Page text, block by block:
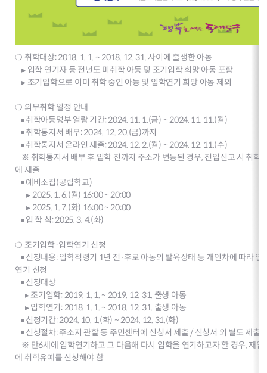
❍ 취학대상: 2018. 1. 1. ~ 2018. 12. 31. 사이에 출생한 아동
▸ 입학 연기자 등 전년도 미취학 아동 및 조기입학 희망 아동 포함
▸ 조기입학으로 이미 취학 중인 아동 및 입학연기 희망 아동 제외
❍ 의무취학 일정 안내
￭ 취학아동명부 열람 기간: 2024. 11. 1.(금) ~ 2024. 11. 11.(월)
￭ 취학통지서 배부: 2024. 12. 20.(금)까지
￭ 취학통지서 온라인 제출: 2024. 12. 2.(월) ~ 2024. 12. 11.(수)
※ 취학통지서 배부 후 입학 전까지 주소가 변동된 경우, 전입신고 시 취학
에 제출
￭ 예비소집(공립학교)
▸ 2025. 1. 6.(월) 16:00 ~ 20:00
▸ 2025. 1. 7.(화) 16:00 ~ 20:00
￭ 입 학 식: 2025. 3. 4.(화)
❍ 조기입학·입학연기 신청
￭ 신청내용: 입학적령기 1년 전·후로 아동의 발육상태 등 개인차에 따라
연기 신청
￭ 신청대상
▸ 조기입학: 2019. 1. 1. ~ 2019. 12. 31. 출생 아동
▸ 입학연기: 2018. 1. 1. ~ 2018. 12. 31. 출생 아동
￭ 신청기간: 2024. 10. 1.(화) ~ 2024. 12. 31.(화)
￭ 신청절차: 주소지 관할 동 주민센터에 신청서 제출 / 신청서 외 별도 제출
※ 만6세에 입학연기하고 그 다음해 다시 입학을 연기하고자 할 경우, 재
에 취학유예를 신청해야 함